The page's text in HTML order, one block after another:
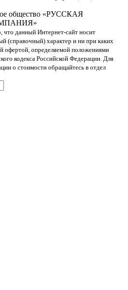
общество «РУССКАЯ
данный Интернет-сайт носит
(справочный) характер и ни при каких
офертой, определяемой положениями
кодекса Российской Федерации. Для
о стоимости обращайтесь в отдел